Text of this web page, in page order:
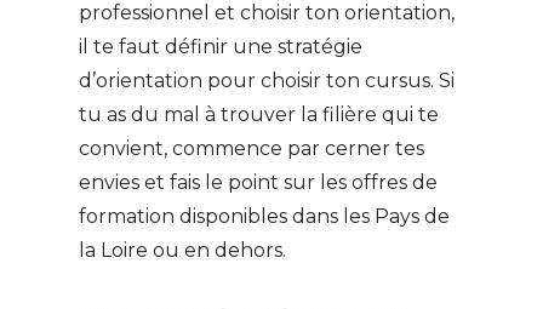
professionnel et choisir ton orientation,
il te faut définir une stratégie
d’orientation pour choisir ton cursus. Si
tu as du mal à trouver la filière qui te
convient, commence par cerner tes
envies et fais le point sur les offres de
formation disponibles dans les Pays de
la Loire ou en dehors.